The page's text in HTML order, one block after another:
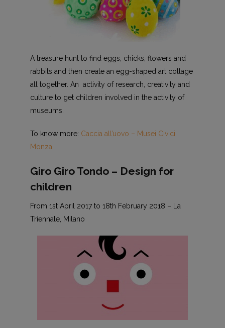
A treasure hunt to find eggs, chicks, flowers and
rabbits and then create an egg-shaped art collage
all together. An activity of research, creativity and
culture to get children involved in the activity of
museums.
To know more: Caccia all’uovo – Musei Civici
Monza
Giro Giro Tondo – Design for
children
From 1st April 2017 to 18th February 2018 – La
Triennale, Milano